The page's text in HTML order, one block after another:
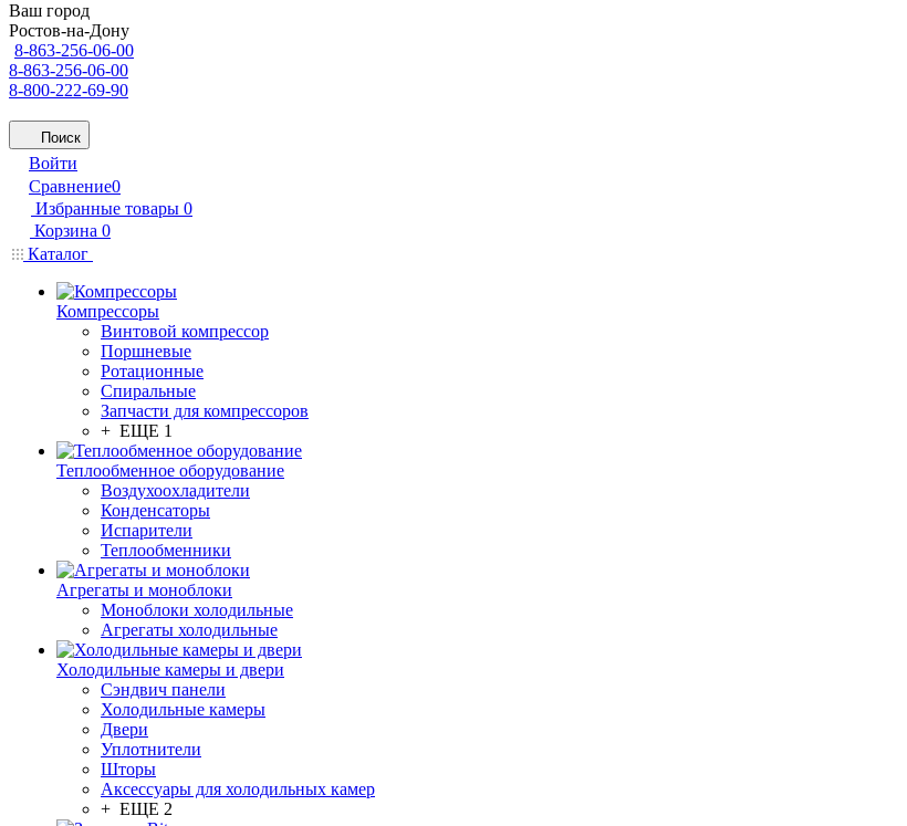
Ваш город
Ростов-на-Дону
8-863-256-06-00
8-863-256-06-00
8-800-222-69-90
Поиск
Войти
Сравнение0
Избранные товары 0
Корзина 0
Каталог
Компрессоры
Винтовой компрессор
Поршневые
Ротационные
Спиральные
Запчасти для компрессоров
+ ЕЩЕ 1
Теплообменное оборудование
Воздухоохладители
Конденсаторы
Испарители
Теплообменники
Агрегаты и моноблоки
Моноблоки холодильные
Агрегаты холодильные
Холодильные камеры и двери
Сэндвич панели
Холодильные камеры
Двери
Уплотнители
Шторы
Аксессуары для холодильных камер
+ ЕЩЕ 2